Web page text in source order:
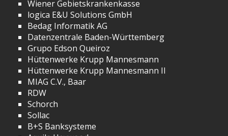
Wiener Gebietskrankenkasse
logica E&U Solutions GmbH
Bedag Informatik AG
Datenzentrale Baden-Württemberg
Grupo Edson Queiroz
Hüttenwerke Krupp Mannesmann
Hüttenwerke Krupp Mannesmann II
MIAG C.V., Baar
RDW
Schorch
Sollac
B+S Banksysteme